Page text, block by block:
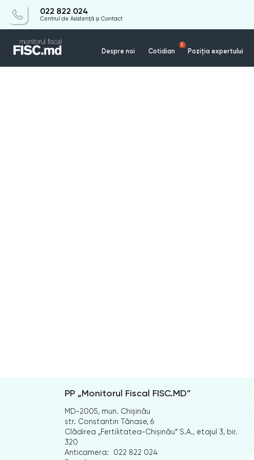
022 822 024
Centrul de Asistență și Contact
Despre noi Cotidian
5
Poziția expertului
PP „Monitorul Fiscal FISC.MD”
MD-2005, mun. Chișinău
str. Constantin Tănase, 6
Clădirea „Fertilitatea-Chișinău” S.A., etajul 3, bir.
320
Anticamera:
022 822 024